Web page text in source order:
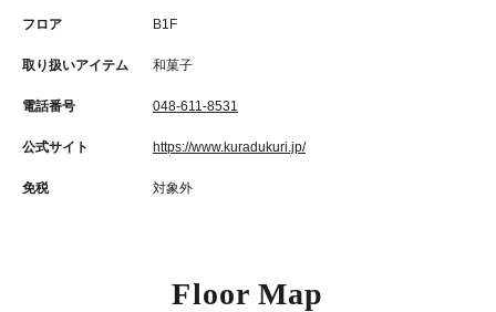
フロア B1F
取り扱いアイテム 和菓子
電話番号 048-611-8531
公式サイト https://www.kuradukuri.jp/
免税 対象外
Floor Map